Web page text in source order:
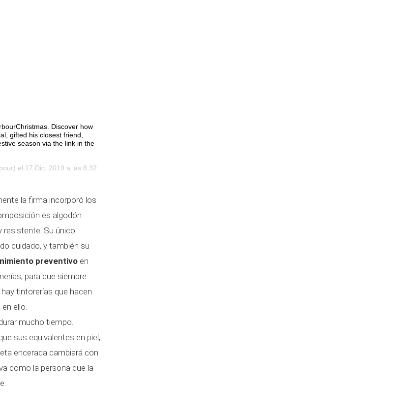
Discover how
gifted his closest friend,
season via the link in the
el 17 Dic, 2019 a las 8:32
la firma incorporó los
es algodón
resistente. Su único
cuidado, y también su
preventivo en
para que siempre
tintorerías que hacen
ello.
mucho tiempo.
sus equivalentes en piel,
encerada cambiará con
como la persona que la